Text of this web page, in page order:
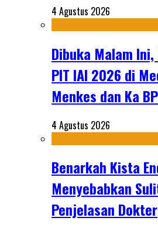
4 Agustus 2026
Dibuka Malam
PIT IAI 2026 di
Menkes dan Ka
4 Agustus 2026
Benarkah Kista
Menyebabkan
Penjelasan Dokter